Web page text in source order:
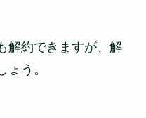
解約できますが、解
う。